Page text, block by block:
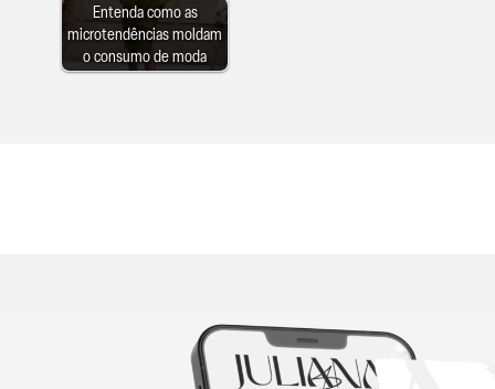
Entenda como as
microtendências moldam
o consumo de moda